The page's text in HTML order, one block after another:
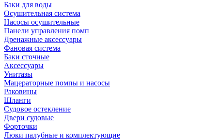
Баки для воды
Осушительная система
Насосы осушительные
Панели управления помп
Дренажные аксессуары
Фановая система
Баки сточные
Аксессуары
Унитазы
Мацераторные помпы и насосы
Раковины
Шланги
Судовое остекление
Двери судовые
Форточки
Люки палубные и комплектующие